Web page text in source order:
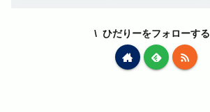
ひだりーをフォローする